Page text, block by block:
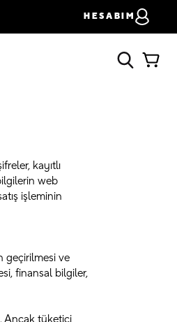
HESABIM
kayıtlı
web
işleminin
geçirilmesi ve
finansal bilgiler,
Ancak tüketici